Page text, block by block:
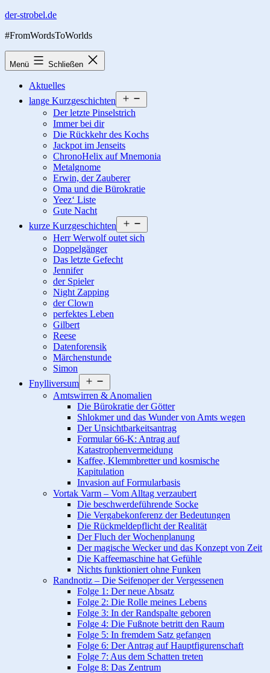
Zum
springen
der-strobel.de
#FromWordsToWorlds
Menü Schließen
Aktuelles
lange Kurzgeschichten
öffnen
Der letzte Pinselstrich
Immer bei dir
Die Rückkehr des Kochs
Jackpot im Jenseits
ChronoHelix auf Mnemonia
Metalgnome
Erwin, der Zauberer
Oma und die Bürokratie
Yeez‘ Liste
Gute Nacht
kurze Kurzgeschichten
öffnen
Herr Werwolf outet sich
Doppelgänger
Das letzte Gefecht
Jennifer
der Spieler
Night Zapping
der Clown
perfektes Leben
Gilbert
Reese
Datenforensik
Märchenstunde
Simon
Fnylliversum
öffnen
Amtswirren & Anomalien
Die Bürokratie der Götter
Shlokmer und das Wunder von Amts wegen
Der Unsichtbarkeitsantrag
Formular 66-K: Antrag auf
Katastrophenvermeidung
Kaffee, Klemmbretter und kosmische
Kapitulation
Invasion auf Formularbasis
Vortak Varm – Vom Alltag verzaubert
Die beschwerdeführende Socke
Die Vergabekonferenz der Bedeutungen
Die Rückmeldepflicht der Realität
Der Fluch der Wochenplanung
Der magische Wecker und das Konzept von Zeit
Die Kaffeemaschine hat Gefühle
Nichts funktioniert ohne Funken
Randnotiz – Die Seifenoper der Vergessenen
Folge 1: Der neue Absatz
Folge 2: Die Rolle meines Lebens
Folge 3: In der Randspalte geboren
Folge 4: Die Fußnote betritt den Raum
Folge 5: In fremdem Satz gefangen
Folge 6: Der Antrag auf Hauptfigurenschaft
Folge 7: Aus dem Schatten treten
Folge 8: Das Zentrum